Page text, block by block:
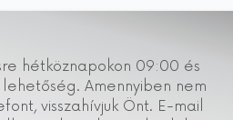
hétköznapokon 09:00 és
Amennyiben nem
visszahívjuk Önt. E-mail